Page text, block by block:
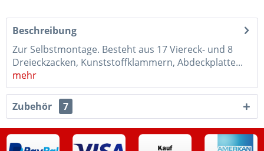
Beschreibung
Zur Selbstmontage. Besteht aus 17 Viereck- und 8
Dreieckzacken, Kunststoffklammern, Abdeckplatte...
mehr
Zubehör 7